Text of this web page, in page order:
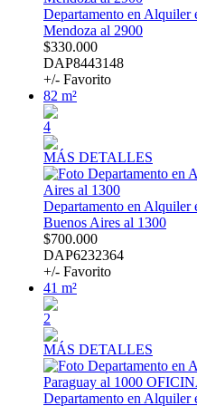
Departamento en Alquiler
Mendoza al 2900
$330.000
DAP8443148
+/- Favorito
82 m²
4
MÁS DETALLES
Departamento en Alquiler
Buenos Aires al 1300
$700.000
DAP6232364
+/- Favorito
41 m²
2
MÁS DETALLES
Departamento en Alquiler